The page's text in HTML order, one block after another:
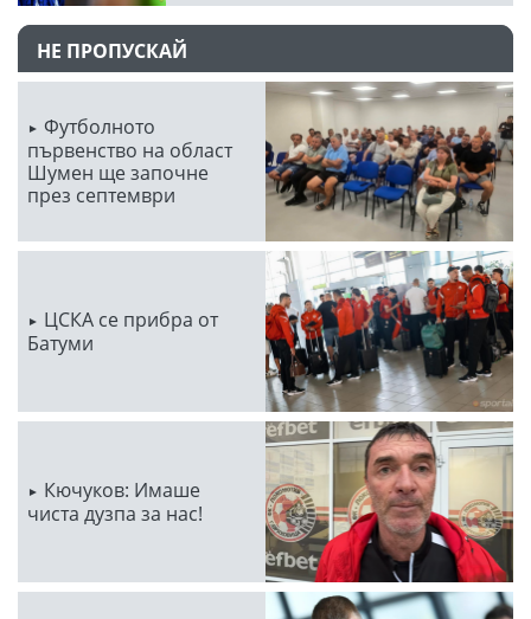
НЕ ПРОПУСКАЙ
Футболното
първенство на област
Шумен ще започне
през септември
ЦСКА се прибра от
Батуми
Кючуков: Имаше
чиста дузпа за нас!